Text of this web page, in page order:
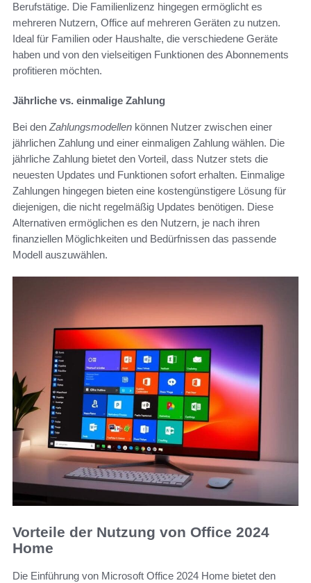
Berufstätige. Die Familienlizenz hingegen ermöglicht es
mehreren Nutzern, Office auf mehreren Geräten zu nutzen.
Ideal für Familien oder Haushalte, die verschiedene Geräte
haben und von den vielseitigen Funktionen des Abonnements
profitieren möchten.
Jährliche vs. einmalige Zahlung
Bei den Zahlungsmodellen können Nutzer zwischen einer
jährlichen Zahlung und einer einmaligen Zahlung wählen. Die
jährliche Zahlung bietet den Vorteil, dass Nutzer stets die
neuesten Updates und Funktionen sofort erhalten. Einmalige
Zahlungen hingegen bieten eine kostengünstigere Lösung für
diejenigen, die nicht regelmäßig Updates benötigen. Diese
Alternativen ermöglichen es den Nutzern, je nach ihren
finanziellen Möglichkeiten und Bedürfnissen das passende
Modell auszuwählen.
Vorteile der Nutzung von Office 2024
Home
Die Einführung von Microsoft Office 2024 Home bietet den